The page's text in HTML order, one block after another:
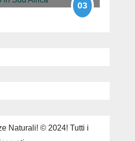
03
Naturali! © 2024! Tutti i